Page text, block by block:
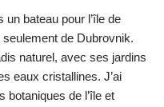
un bateau pour l’île de
de Dubrovnik.
naturel, avec ses jardins
eaux cristallines. J’ai
botaniques de l’île et